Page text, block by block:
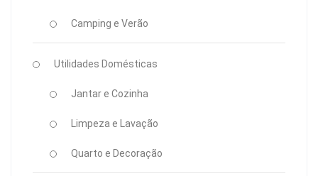
Camping e Verão
Utilidades Domésticas
Jantar e Cozinha
Limpeza e Lavação
Quarto e Decoração